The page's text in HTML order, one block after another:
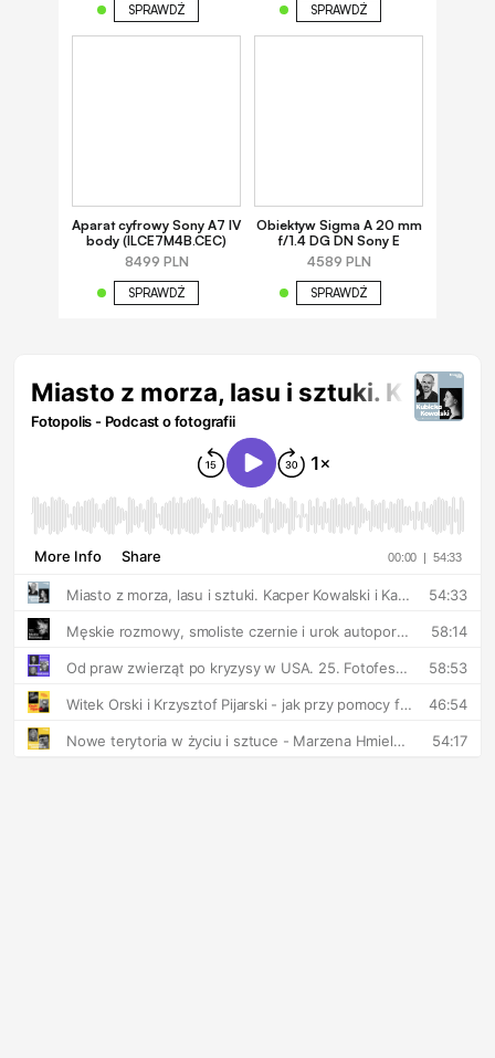
SPRAWDŹ SPRAWDŹ
Aparat cyfrowy Sony A7 IV
body (ILCE7M4B.CEC)
8499 PLN
SPRAWDŹ
Obiektyw Sigma A 20 mm
f/1.4 DG DN Sony E
4589 PLN
SPRAWDŹ